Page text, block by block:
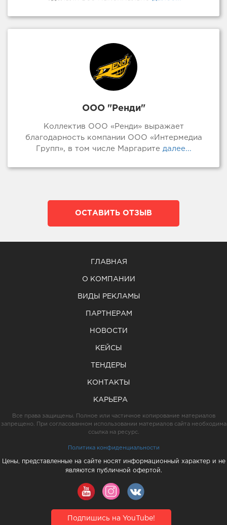
ООО "Ренди"
Коллектив ООО «Ренди» выражает
благодарность компании ООО «Интермедиа
Групп», в том числе Маргарите далее...
ОСТАВИТЬ ОТЗЫВ
ГЛАВНАЯ
О КОМПАНИИ
ВИДЫ РЕКЛАМЫ
ПАРТНЕРАМ
НОВОСТИ
КЕЙСЫ
ТЕНДЕРЫ
КОНТАКТЫ
КАРЬЕРА
Все права защищены. Полное или частичное копирование материалов
запрещено. При согласованном использовании материалов сайта необходима
ссылка на ресурс.
Политика конфиденциальности
Цены, представленные на сайте носят информационный характер и не
являются публичной офертой.
Подпишись на YouTube!